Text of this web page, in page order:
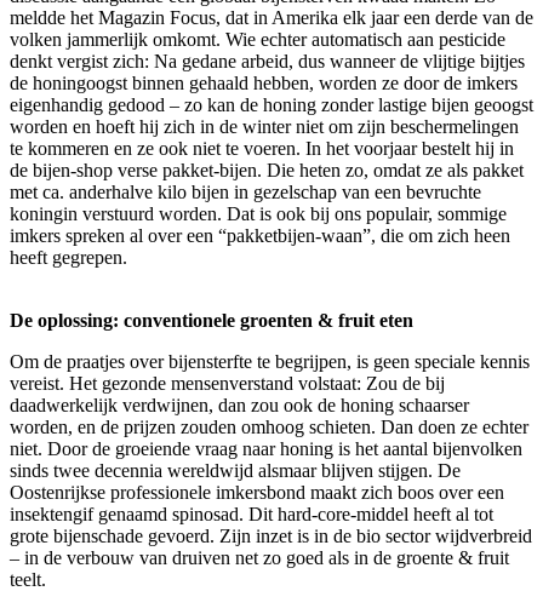
meldde het Magazin Focus, dat in Amerika elk jaar een derde van de
volken jammerlijk omkomt. Wie echter automatisch aan pesticide
denkt vergist zich: Na gedane arbeid, dus wanneer de vlijtige bijtjes
de honingoogst binnen gehaald hebben, worden ze door de imkers
eigenhandig gedood – zo kan de honing zonder lastige bijen geoogst
worden en hoeft hij zich in de winter niet om zijn beschermelingen
te kommeren en ze ook niet te voeren. In het voorjaar bestelt hij in
de bijen-shop verse pakket-bijen. Die heten zo, omdat ze als pakket
met ca. anderhalve kilo bijen in gezelschap van een bevruchte
koningin verstuurd worden. Dat is ook bij ons populair, sommige
imkers spreken al over een “pakketbijen-waan”, die om zich heen
heeft gegrepen.
De oplossing: conventionele groenten & fruit eten
Om de praatjes over bijensterfte te begrijpen, is geen speciale kennis
vereist. Het gezonde mensenverstand volstaat: Zou de bij
daadwerkelijk verdwijnen, dan zou ook de honing schaarser
worden, en de prijzen zouden omhoog schieten. Dan doen ze echter
niet. Door de groeiende vraag naar honing is het aantal bijenvolken
sinds twee decennia wereldwijd alsmaar blijven stijgen. De
Oostenrijkse professionele imkersbond maakt zich boos over een
insektengif genaamd spinosad. Dit hard-core-middel heeft al tot
grote bijenschade gevoerd. Zijn inzet is in de bio sector wijdverbreid
– in de verbouw van druiven net zo goed als in de groente & fruit
teelt.